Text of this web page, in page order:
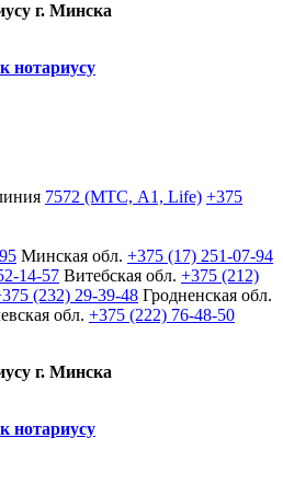
г. Минска
нотариусу
7572 (МТС, A1, Life) +375
Минская обл. +375 (17) 251-07-94
14-57 Витебская обл. +375 (212)
(232) 29-39-48 Гродненская обл.
обл. +375 (222) 76-48-50
г. Минска
нотариусу